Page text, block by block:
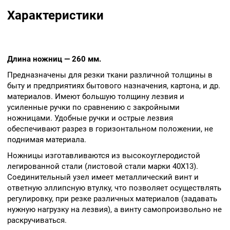
Ручки ножниц
отличается хорошей
прочностью,
эластичностью (ручки при
падении не разбиваются) и
стойкостью к воздействию
химических веществ.
Характеристики
Длина ножниц — 260 мм.
Предназначены для резки ткани различной толщины в
быту и предприятиях бытового назначения, картона, и др.
материалов. Имеют большую толщину лезвия и
усиленные ручки по сравнению с закройными
ножницами. Удобные ручки и острые лезвия
обеспечивают разрез в горизонтальном положении, не
поднимая материала.
Ножницы изготавливаются из высокоуглеродистой
легированной стали (листовой стали марки 40Х13).
Соединительный узел имеет металлический винт и
ответную эллипсную втулку, что позволяет осуществлять
регулировку, при резке различных материалов (задавать
нужную нагрузку на лезвия), а винту самопроизвольно не
раскручиваться.